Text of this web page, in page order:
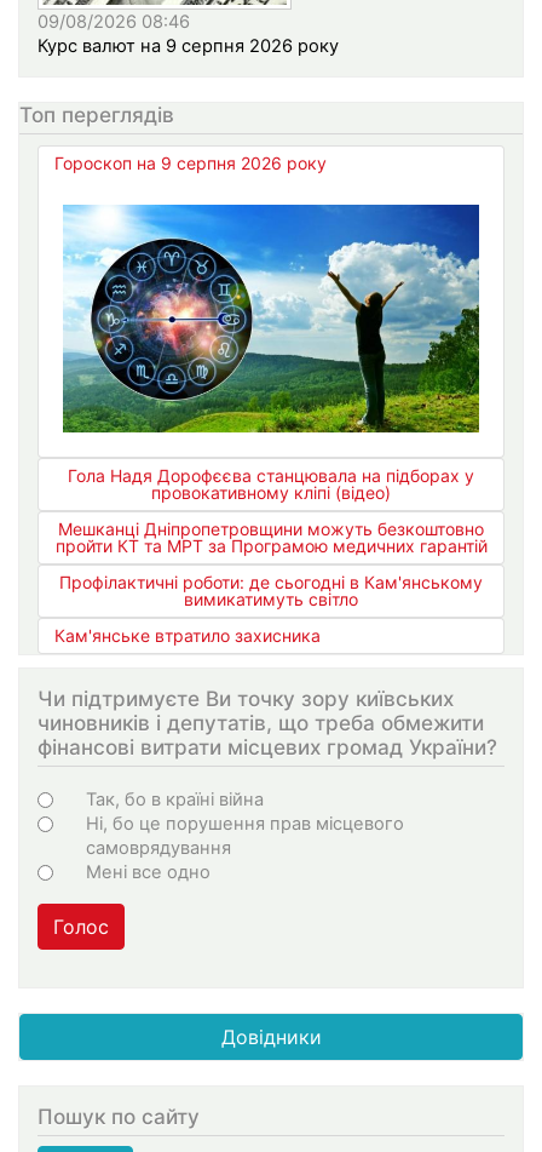
09/08/2026 08:46
Курс валют на 9 серпня 2026 року
Топ переглядів
Гороскоп на 9 серпня 2026 року
Гола Надя Дорофєєва станцювала на підборах у
провокативному кліпі (відео)
Мешканці Дніпропетровщини можуть безкоштовно
пройти КТ та МРТ за Програмою медичних гарантій
Профілактичні роботи: де сьогодні в Кам'янському
вимикатимуть світло
Кам'янське втратило захисника
Чи підтримуєте Ви точку зору київських
чиновників і депутатів, що треба обмежити
фінансові витрати місцевих громад України?
Варіанти
Так, бо в країні війна
Ні, бо це порушення прав місцевого
самоврядування
Мені все одно
Голос
Довідники
Пошук по сайту